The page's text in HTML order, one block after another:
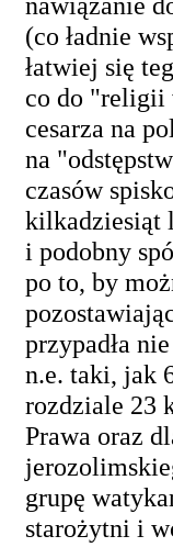
(co ładnie
łatwiej się
co do "religii
cesarza na
na
czasów
kilkadziesiąt
i podobny
po to, by
przypadła
n.e. taki, jak
rozdziale 23
Prawa oraz
grupę
starożytni i